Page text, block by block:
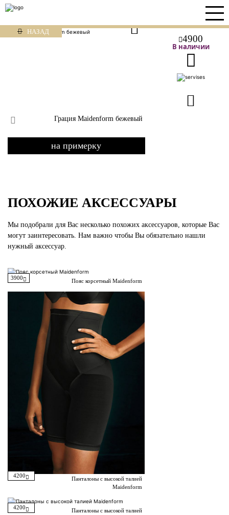
НАЗАД
4900
В наличии
Грация Maidenform бежевый
на примерку
ПОХОЖИЕ АКСЕССУАРЫ
Мы подобрали для Вас несколько похожих аксессуаров, которые Вас
могут заинтересовать. Нам важно чтобы Вы обязательно нашли
нужный аксессуар.
3900 Пояс корсетный Maidenform
4200
Панталоны с высокой талией
Maidenform
4200
Панталоны с высокой талией